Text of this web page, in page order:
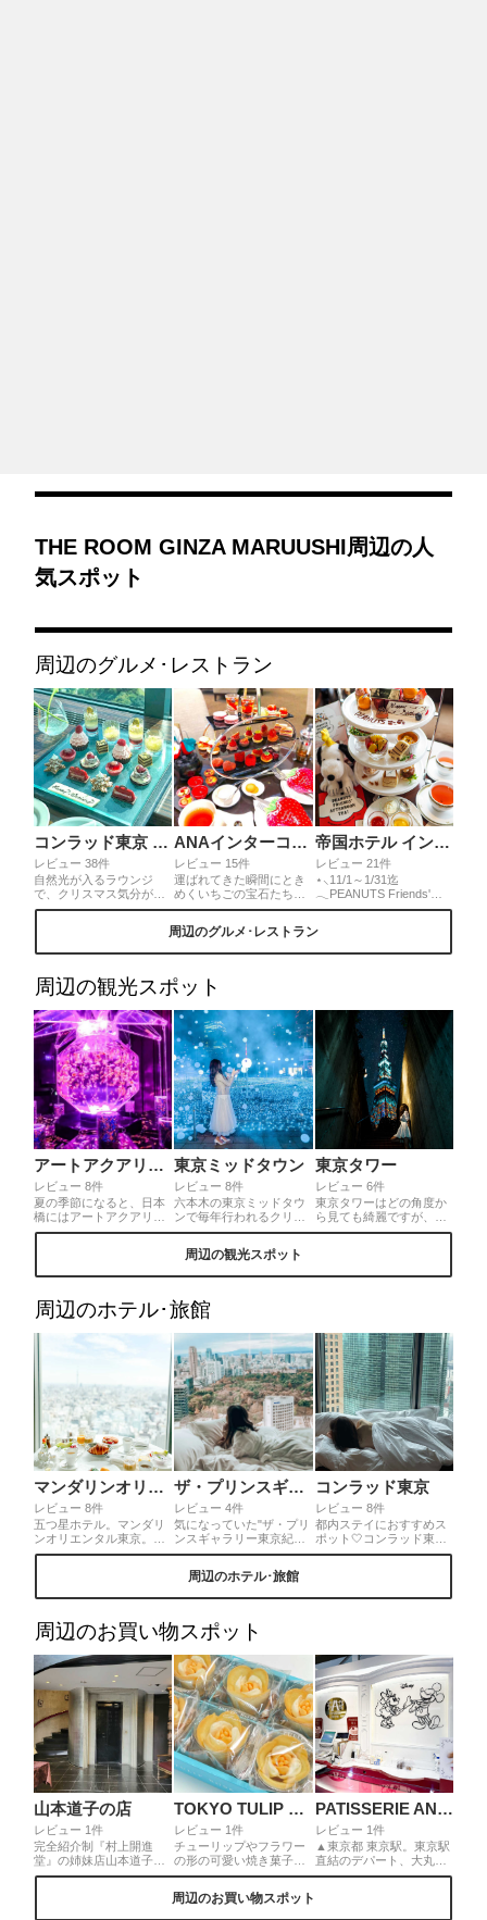
THE ROOM GINZA MARUUSHI周辺の人
気スポット
周辺のグルメ･レストラン
コンラッド東京 トゥエンティエイト
レビュー 38件
自然光が入るラウンジ
で、クリスマス気分が味
わえるアフタヌーンティ
ボリーでプチ贅沢気分を
トのような可愛いスイー
ツをいただけば一気にク
美味しい紅茶と共にぜひ
リッチなティータイム
を。
ANAインターコンチネンタルホテル東京 アトリウムラウンジ
レビュー 15件
運ばれてきた瞬間にとき
めくいちごの宝石たち。
希少なルビーチョコレー
トや白いちごなどレアな
食材にも出会えちゃう夢
のアフタヌーンティー♪
帝国ホテル インペリアルラウンジ アクア
レビュー 21件
⋆⸜11/1～1/31迄
𓂃PEANUTS Friends'
Afternoon Tea(･¨
者チャールズ・M・シュ
ルツ氏の生誕100周年記
ぼちゃグラタンとカツバ
ーガーが特に絶品𓌈✧
周辺のグルメ･レストラン
周辺の観光スポット
アートアクアリウム
レビュー 8件
夏の季節になると、日本
橋にはアートアクアリウ
ムの世界が出現。金魚に
ています。水中アートの
の水中美と水中体験"は必
見です。
東京ミッドタウン
レビュー 8件
六本木の東京ミッドタウ
ンで毎年行われるクリス
マスイルミネーション。1
番の見どころは「スター
ライトガーデン 2019」。
たくさんのLEDと光るス
類のしゃぼん玉イルミネ
ーションによる演出と、
幻想的な世界が表現され
ておりました。
東京タワー
レビュー 6件
東京タワーはどの角度か
ら見ても綺麗ですが、近
くの駐車場の入り口から
です。会席料理のとうふ
周辺の観光スポット
周辺のホテル･旅館
マンダリンオリエンタル東京
レビュー 8件
五つ星ホテル。マンダリ
ンオリエンタル東京。ス
カイツリーを眺めるお部
員になれば特典で無料朝
が出来ちゃうんです！も
ちろんメインやサイドメ
種類豊富なメニューから
選べます🤍
ザ・プリンスギャラリー 東京紀尾井町
レビュー 4件
気になっていた"ザ・プリ
ンスギャラリー東京紀尾
井"にステイしてきました
💓ちょうど赤坂離宮が紅
葉していて🍁、窓からの
景色が絶景でした！！！
リアがお洒落で、ベッド
は広々🥺 大理石の洗面台
ったです🥰 アメニティも
凄く良い香りで癒されま
した✨
コンラッド東京
レビュー 8件
都内ステイにおすすめス
ポット🤍コンラッド東京
に泊まってきました🌷🌿
ラックス出来ます😌✨ホ
周辺のホテル･旅館
周辺のお買い物スポット
山本道子の店
レビュー 1件
完全紹介制『村上開進
堂』の姉妹店山本道子の
お店でマーブルクッキー
しいです。抹茶とチョコ
TOKYO TULIP ROSE 東京駅店
レビュー 1件
チューリップやフラワー
の形の可愛い焼き菓子。
《新作のチューリップロ
ーズ チーズ》芳醇ゴーダ
チーズ香る花型ラングド
シャ。周りはサクサク、
PATISSERIE ANNIVEL
レビュー 1件
▲東京都 東京駅。東京駅
直結のデパート、大丸東
京内に2025年10月にオー
ャラクターのケーキやパ
周辺のお買い物スポット